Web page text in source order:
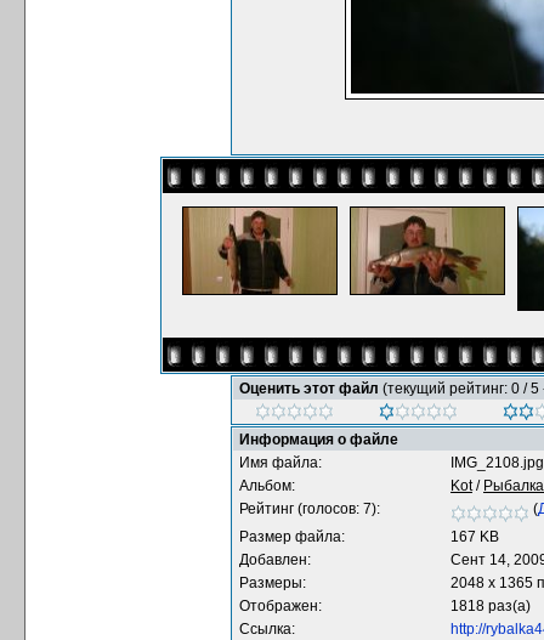
Оценить этот файл (текущий рейтинг: 0 / 5
Информация о файле
Имя файла:
IMG_2108.jpg
Альбом:
Kot/ Рыбалка
Рейтинг (голосов: 7):
(
Размер файла:
167 KB
Добавлен:
Сент 14,
Размеры:
2048 x 1365
Отображен:
1818 раз(а)
Ссылка:
http://